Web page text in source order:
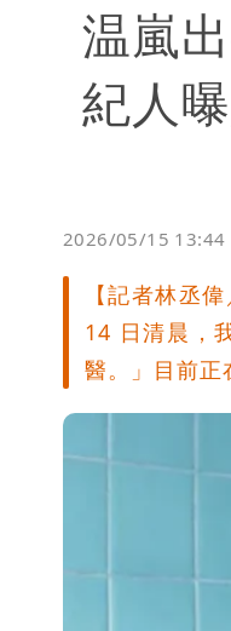
白海豚
華語天
白海豚
温嵐
紀人
2026/05/15 13:44
【記者林丞
14 日清晨，
醫。」目前正